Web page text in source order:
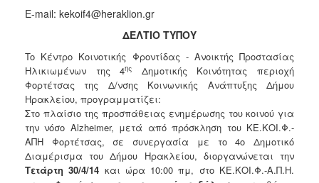
Κέντρα
Ημερήσιας
Ηλικιωμένων
(Κ.Η.Φ.Η.)
Κ.Δ.Α.Π.Α.μεΑ.
Αδειοδότηση
&
Έλεγχος
Βρεφονηπιακών
Σταθμών
E-mail: kekoif4@heraklion.gr
ΔΕΛΤΙΟ ΤΥΠΟΥ
To Κέντρο Κοινοτικής Φροντίδας - Ανοικτής Προστασίας
Ηλικιωμένων της 4ης
Δημοτικής Κοινότητας περιοχή
Φορτέτσας της Δ/νσης Κοινωνικής Ανάπτυξης Δήμου
Ηρακλείου, προγραμματίζει:
Στο πλαίσιο της προσπάθειας ενημέρωσης του κοινού για
την νόσο Alzheimer, μετά από πρόσκληση του ΚΕ.ΚΟΙ.Φ.-
ΑΠΗ Φορτέτσας, σε συνεργασία με το 4ο Δημοτικό
Διαμέρισμα του Δήμου Ηρακλείου, διοργανώνεται την
Τετάρτη 30/4/14 και ώρα 10:00 πμ, στo ΚΕ.ΚΟΙ.Φ.-Α.Π.Η.